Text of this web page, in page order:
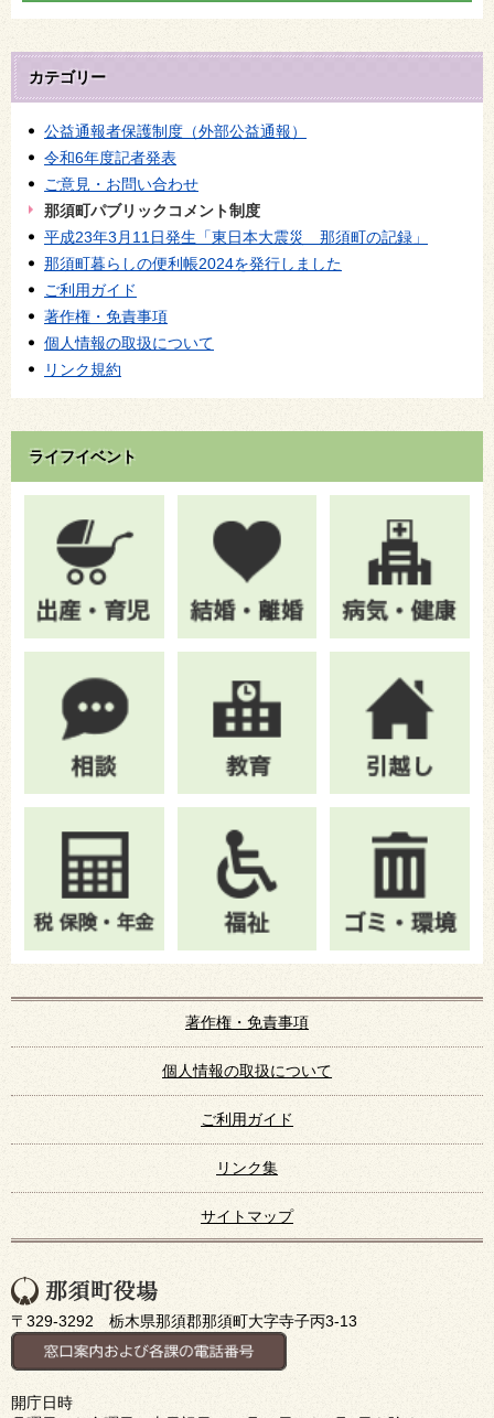
カテゴリー
公益通報者保護制度（外部公益通報）
令和6年度記者発表
ご意見・お問い合わせ
那須町パブリックコメント制度
平成23年3月11日発生「東日本大震災 那須町の記録」
那須町暮らしの便利帳2024を発行しました
ご利用ガイド
著作権・免責事項
個人情報の取扱について
リンク規約
ライフイベント
著作権・免責事項
個人情報の取扱について
ご利用ガイド
リンク集
サイトマップ
〒329-3292 栃木県那須郡那須町大字寺子丙3-13
開庁日時